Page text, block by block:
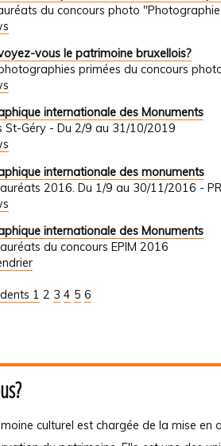
du concours photo
vous le patrimoine bruxellois?
primées du concours
internationale des Monuments
St-Géry - Du 2/9 au 31/10/2019
internationale des monuments
2016. Du 1/9 au 30/11/2016 -
internationale des Monuments
du concours EPIM 2016
1 2 3 4 5 6
culturel est chargée de la mise en